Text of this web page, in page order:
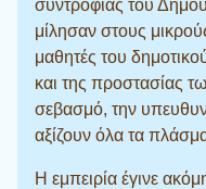
συντροφιάς του
μίλησαν στους
μαθητές του
και της προστασίας
σεβασμό, την
αξίζουν όλα τα
Η εμπειρία έγινε